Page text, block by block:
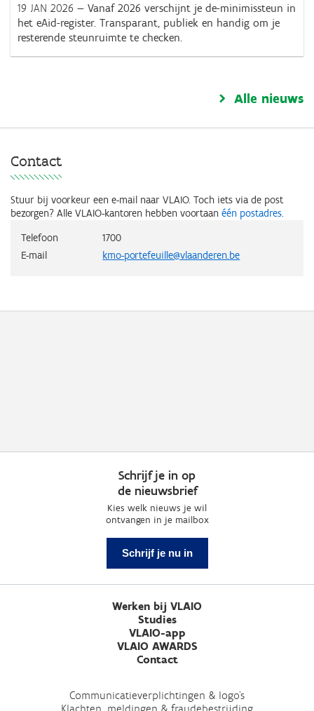
19 JAN 2026
Vanaf 2026 verschijnt je de-minimissteun in
het eAid-register. Transparant, publiek en handig om je
resterende steunruimte te checken.
Alle nieuws
Contact
Stuur bij voorkeur een e-mail naar VLAIO. Toch iets via de post
bezorgen? Alle VLAIO-kantoren hebben voortaan één postadres.
Telefoon
1700
E-mail
kmo-portefeuille@vlaanderen.be
Schrijf je in op
de nieuwsbrief
Kies welk nieuws je wil
ontvangen in je mailbox
Schrijf je nu in
Werken bij VLAIO
Studies
VLAIO-app
VLAIO AWARDS
Contact
Communicatieverplichtingen & logo's